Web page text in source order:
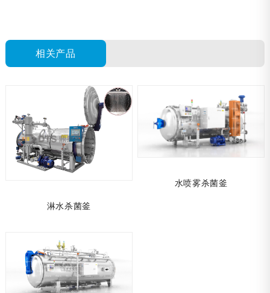
相关产品
淋水杀菌釜
水喷雾杀菌釜